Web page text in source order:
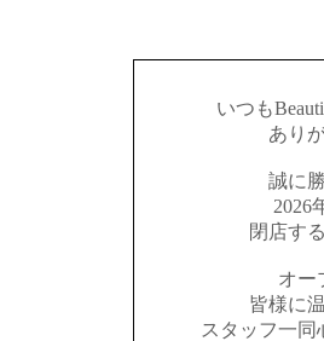
いつも
あり
誠に
2026
閉店す
オー
皆様に
スタッフ一